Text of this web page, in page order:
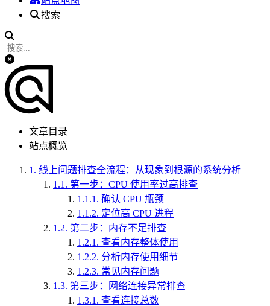
搜索
文章目录
站点概览
1. 线上问题排查全流程：从现象到根源的系统分析
1.1. 第一步：CPU 使用率过高排查
1.1.1. 确认 CPU 瓶颈
1.1.2. 定位高 CPU 进程
1.2. 第二步：内存不足排查
1.2.1. 查看内存整体使用
1.2.2. 分析内存使用细节
1.2.3. 常见内存问题
1.3. 第三步：网络连接异常排查
1.3.1. 查看连接总数